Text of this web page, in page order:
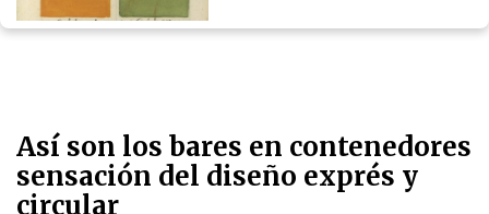
Así son los bares en contenedores
sensación del diseño exprés y
circular